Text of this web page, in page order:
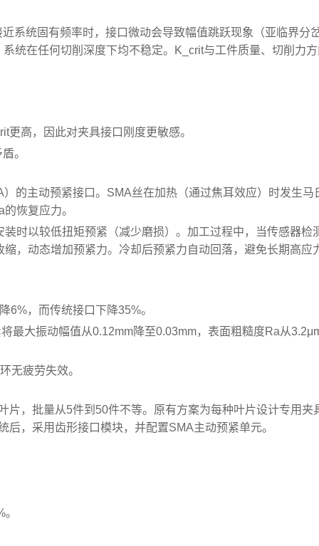
系统固有频率时，接口微动会导致幅值跳跃现象（亚临界分
统在任何切削深度下均不稳定。K_crit与工件质量、切削力
高，因此对夹具接口刚度更敏感。
。
）的主动预紧接口。SMA丝在加热（通过焦耳效应）时发生
恢复应力。
时以较低扭矩预紧（减少磨损）。加工过程中，当传感器检
，动态增加预紧力。冷却后预紧力自动回落，避免长期高应
6%，而传统接口下降35%。
最大振动幅值从0.12mm降至0.03mm，表面粗糙度Ra从
无疲劳失效。
片，批量从5件到50件不等。原有方案为每种叶片设计专用夹
，采用齿形接口模块，并配置SMA主动预紧单元。